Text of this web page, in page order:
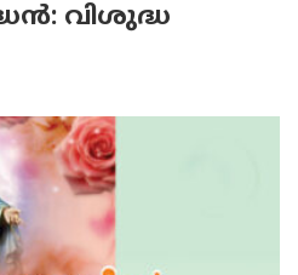
വിശുദ്ധ